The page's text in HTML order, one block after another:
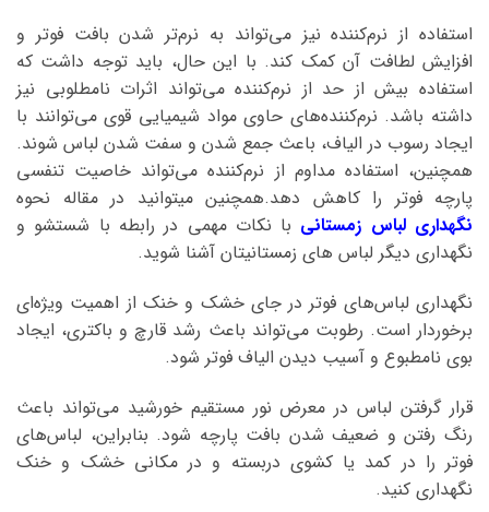
استفاده از نرم‌کننده نیز می‌تواند به نرم‌تر شدن بافت فوتر و
افزایش لطافت آن کمک کند. با این حال، باید توجه داشت که
استفاده بیش از حد از نرم‌کننده می‌تواند اثرات نامطلوبی نیز
داشته باشد. نرم‌کننده‌های حاوی مواد شیمیایی قوی می‌توانند با
ایجاد رسوب در الیاف، باعث جمع شدن و سفت شدن لباس شوند.
همچنین، استفاده مداوم از نرم‌کننده می‌تواند خاصیت تنفسی
پارچه فوتر را کاهش دهد.همچنین میتوانید در مقاله نحوه
نگهداری لباس زمستانی با نکات مهمی در رابطه با شستشو و
نگهداری دیگر لباس های زمستانیتان آشنا شوید.
نگهداری لباس‌های فوتر در جای خشک و خنک از اهمیت ویژه‌ای
برخوردار است. رطوبت می‌تواند باعث رشد قارچ و باکتری، ایجاد
بوی نامطبوع و آسیب دیدن الیاف فوتر شود.
قرار گرفتن لباس در معرض نور مستقیم خورشید می‌تواند باعث
رنگ رفتن و ضعیف شدن بافت پارچه شود. بنابراین، لباس‌های
فوتر را در کمد یا کشوی دربسته و در مکانی خشک و خنک
نگهداری کنید.